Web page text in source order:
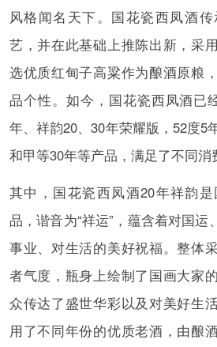
风格闻名天下。国花瓷西凤酒
艺，并在此基础上推陈出新，采
选优质红甸子高粱作为酿酒原粮
品个性。如今，国花瓷西凤酒已
年、祥韵20、30年荣耀版，52度5
和甲等30年等产品，满足了不同消
其中，国花瓷西凤酒20年祥韵
品，谐音为“祥运”，蕴含着对国
事业、对生活的美好祝福。整体
者气度，瓶身上绘制了国画大家
众传达了盛世华彩以及对美好生
用了不同年份的优质老酒，由酿